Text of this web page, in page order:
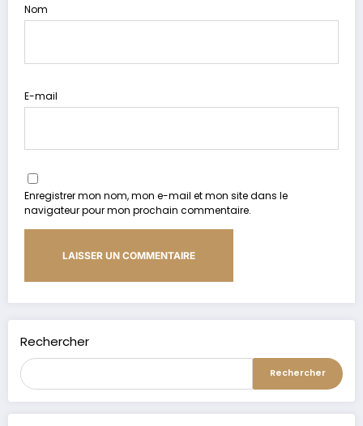
Nom
E-mail
Enregistrer mon nom, mon e-mail et mon site dans le
navigateur pour mon prochain commentaire.
Rechercher
Rechercher